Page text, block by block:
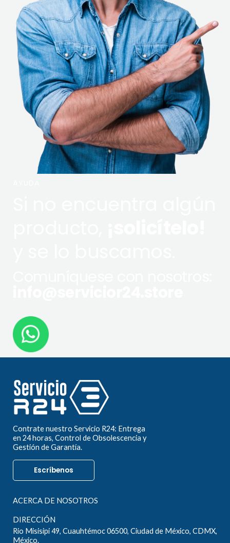
Contrate nuestro Servicio R24: Entrega
en 24 horas, Control de Obsolescencia y
Gestión de Garantía.
Escríbenos
ACERCA DE NOSOTROS
DIRECCIÓN
Rio Misisipi 49, Cuauhtémoc 06500, Ciudad de México, CDMX,
México.